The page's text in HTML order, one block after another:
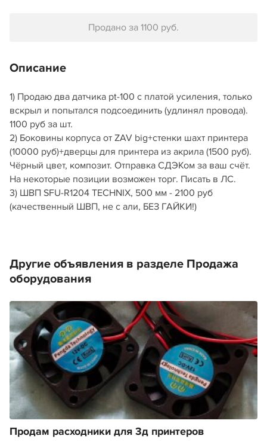
Продано за 1100 руб.
Описание
1) Продаю два датчика pt-100 с платой усиления, только
вскрыл и попытался подсоединить (удлинял провода).
1100 руб за шт.
2) Боковины корпуса от ZAV big+стенки шахт принтера
(10000 руб)+дверцы для принтера из акрила (1500 руб).
Чёрный цвет, композит. Отправка СДЭКом за ваш счёт.
На некоторые позиции возможен торг. Писать в ЛС.
3) ШВП SFU-R1204 TECHNIX, 500 мм - 2100 руб
(качественный ШВП, не с али, БЕЗ ГАЙКИ!)
Другие объявления в разделе Продажа
оборудования
Продам расходники для 3д принтеров